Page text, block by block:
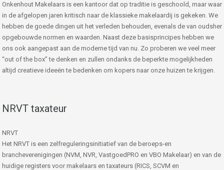
Onkenhout Makelaars is een kantoor dat op traditie is geschoold, maar waar
in de afgelopen jaren kritisch naar de klassieke makelaardij is gekeken. We
hebben de goede dingen uit het verleden behouden, evenals de van oudsher
opgebouwde normen en waarden. Naast deze basisprincipes hebben we
ons ook aangepast aan de moderne tijd van nu. Zo proberen we veel meer
“out of the box” te denken en zullen ondanks de beperkte mogelijkheden
altijd creatieve ideeën te bedenken om kopers naar onze huizen te krijgen.
NRVT taxateur
NRVT
Het NRVT is een zelfreguleringsinitiatief van de beroeps-en
brancheverenigingen (NVM, NVR, VastgoedPRO en VBO Makelaar) en van de
huidige registers voor makelaars en taxateurs (RICS, SCVM en